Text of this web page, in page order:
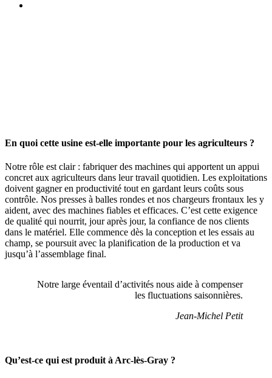
En quoi cette usine est-elle impor­tante pour les agri­cul­teurs ?
Notre rôle est clair : fabri­quer des machines qui apportent un appui
concret aux agri­cul­teurs dans leur travail quoti­dien. Les exploi­ta­tions
doivent gagner en produc­ti­vité tout en gardant leurs coûts sous
contrôle. Nos presses à balles rondes et nos char­geurs fron­taux les y
aident, avec des machines fiables et effi­caces. C’est cette exigence
de qualité qui nourrit, jour après jour, la confiance de nos clients
dans le maté­riel. Elle commence dès la concep­tion et les essais au
champ, se pour­suit avec la plani­fi­ca­tion de la produc­tion et va
jusqu’à l’assemblage final.
Notre large éven­tail d’activités nous aide à compenser
les fluc­tua­tions saison­nières.
Jean-Michel Petit
Qu’est-ce qui est produit à Arc-lès-Gray ?